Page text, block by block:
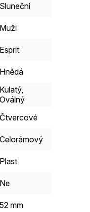
Sluneční
Muži
Esprit
Hnědá
Kulatý,
Oválný
Čtvercové
Celorámový
Plast
Ne
52 mm